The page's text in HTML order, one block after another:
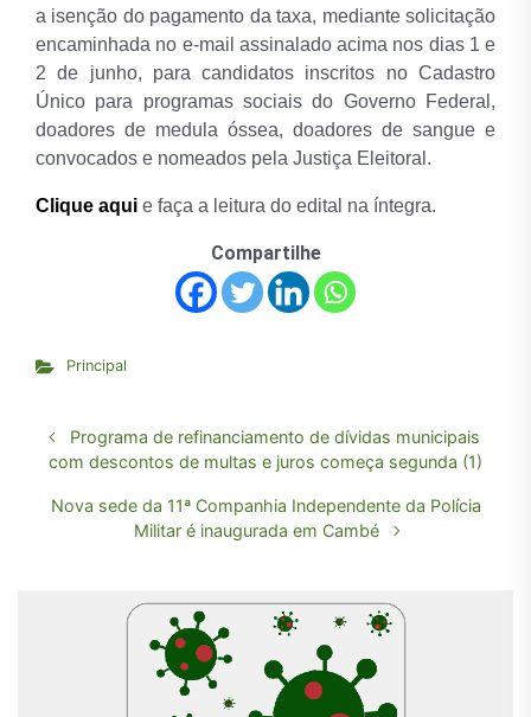
a isenção do pagamento da taxa, mediante solicitação
encaminhada no e-mail assinalado acima nos dias 1 e
2 de junho, para candidatos inscritos no Cadastro
Único para programas sociais do Governo Federal,
doadores de medula óssea, doadores de sangue e
convocados e nomeados pela Justiça Eleitoral.
Clique aqui e faça a leitura do edital na íntegra.
Compartilhe
Principal
Programa de refinanciamento de dívidas municipais
com descontos de multas e juros começa segunda (1)
Nova sede da 11ª Companhia Independente da Polícia
Militar é inaugurada em Cambé